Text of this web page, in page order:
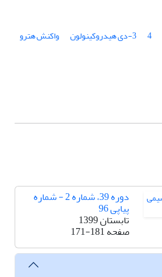
4 3-دی هیدروکینولون واکنش هترو
دوره 39، شماره 2 - شماره
پیاپی 96
تابستان 1399
صفحه171-181